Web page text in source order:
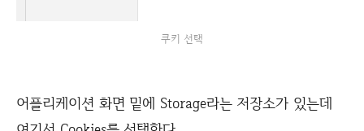
쿠키 선택
어플리케이션 화면 밑에 Storage라는 저장소가 있는데